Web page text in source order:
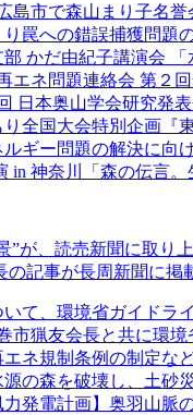
島市で森山まり子名誉
り罠への錯誤捕獲問題
かだ由紀子講演会 「
ネ問題連絡会 第２
日本奥山学会研究発
全国大会特別企画『
ルギー問題の解決に
in 神奈川「森の伝言。
”が、読売新聞に取り
記事が長周新聞に掲
いて、環境省ガイド
猟友会長と共に環
エネ規制条例の制定な
源の森を破壊し、土
力発電計画】奥羽山